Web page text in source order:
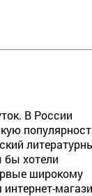
В России
бы хотели
широкому